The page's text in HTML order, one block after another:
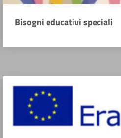
Bisogni educativi speciali